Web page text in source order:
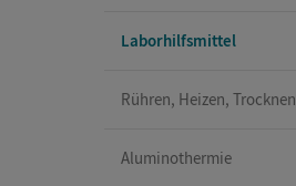
Laborhilfsmittel
Rühren, Heizen, Trocknen
Aluminothermie